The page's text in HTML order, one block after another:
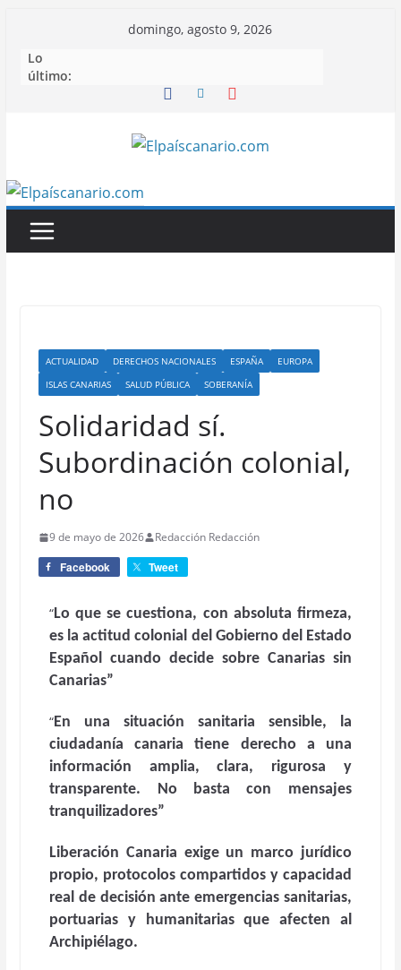
contenido
domingo, agosto 9, 2026
Lo
último:
ACTUALIDAD DERECHOS NACIONALES ESPAÑA
EUROPA
ISLAS CANARIAS
SALUD PÚBLICA SOBERANÍA
Solidaridad sí.
Subordinación colonial,
no
9 de mayo de 2026 Redacción Redacción
Facebook Tweet
“Lo que se cuestiona, con absoluta firmeza,
es la actitud colonial del Gobierno del Estado
Español cuando decide sobre Canarias sin
Canarias”
“En una situación sanitaria sensible, la
ciudadanía canaria tiene derecho a una
información amplia, clara, rigurosa y
transparente. No basta con mensajes
tranquilizadores”
Liberación Canaria exige un marco jurídico
propio, protocolos compartidos y capacidad
real de decisión ante emergencias sanitarias,
portuarias y humanitarias que afecten al
Archipiélago.